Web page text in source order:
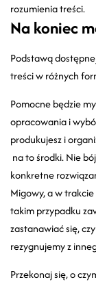
rozumienia treści.
Na koniec
Podstawą
treści w różnych
Pomocne będzie
opracowania i
produkujesz i
na to środki. Nie
konkretne
Migowy, a w
takim przypadku
zastanawiać się,
rezygnujemy z
Przekonaj się, o